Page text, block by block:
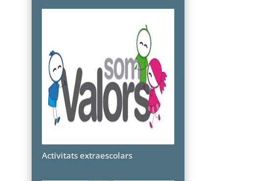
Activitats extraescolars